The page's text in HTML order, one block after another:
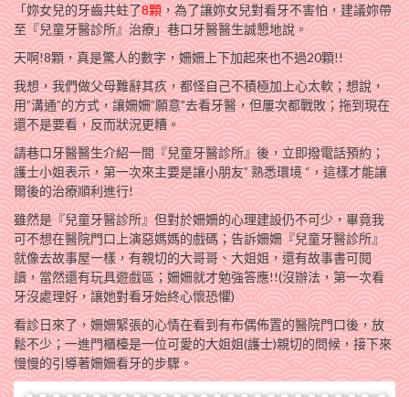
「妳女兒的牙齒共蛀了8顆，為了讓妳女兒對看牙不害怕，建議妳帶
至『兒童牙醫診所』治療」巷口牙醫醫生誠懇地說。
天啊!8顆，真是驚人的數字，姍姍上下加起來也不過20顆!!
我想，我們做父母難辭其疚，都怪自己不積極加上心太軟；想說，
用”溝通”的方式，讓姍姍”願意”去看牙醫，但屢次都戰敗；拖到現在
還不是要看，反而狀況更糟。
請巷口牙醫醫生介紹一間『兒童牙醫診所』後，立即撥電話預約；
護士小姐表示，第一次來主要是讓小朋友” 熟悉環境 “，這樣才能讓
爾後的治療順利進行!
雖然是『兒童牙醫診所』但對於姍姍的心理建設仍不可少，畢竟我
可不想在醫院門口上演惡媽媽的戲碼；告訴姍姍『兒童牙醫診所』
就像去故事屋一樣，有親切的大哥哥、大姐姐，還有故事書可閱
讀，當然還有玩具遊戲區；姍姍就才勉強答應!!(沒辦法，第一次看
牙沒處理好，讓她對看牙始終心懷恐懼)
看診日來了，姍姍緊張的心情在看到有布偶佈置的醫院門口後，放
鬆不少；一進門櫃檯是一位可愛的大姐姐(護士)親切的問候，接下來
慢慢的引導著姍姍看牙的步驟。